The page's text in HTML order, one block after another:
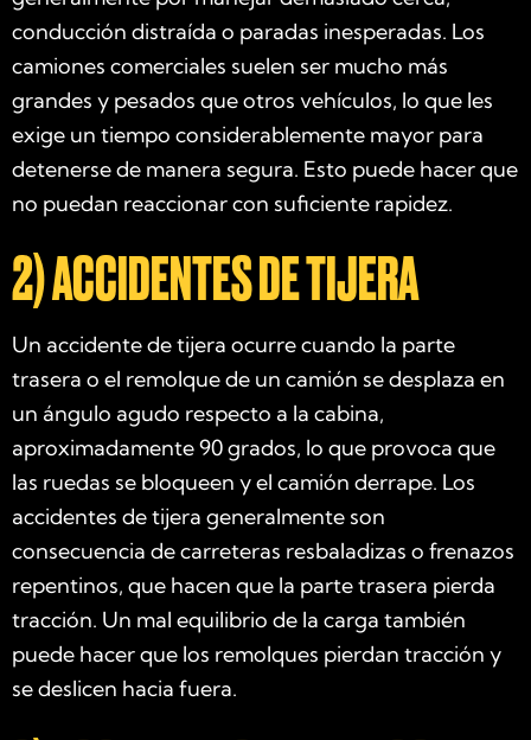
conducción distraída o paradas inesperadas. Los
camiones comerciales suelen ser mucho más
grandes y pesados que otros vehículos, lo que les
exige un tiempo considerablemente mayor para
detenerse de manera segura. Esto puede hacer que
no puedan reaccionar con suficiente rapidez.
2) ACCIDENTES DE TIJERA
Un accidente de tijera ocurre cuando la parte
trasera o el remolque de un camión se desplaza en
un ángulo agudo respecto a la cabina,
aproximadamente 90 grados, lo que provoca que
las ruedas se bloqueen y el camión derrape. Los
accidentes de tijera generalmente son
consecuencia de carreteras resbaladizas o frenazos
repentinos, que hacen que la parte trasera pierda
tracción. Un mal equilibrio de la carga también
puede hacer que los remolques pierdan tracción y
se deslicen hacia fuera.